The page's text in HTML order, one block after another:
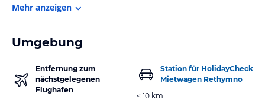
Mehr anzeigen
Umgebung
Entfernung zum
nächstgelegenen
Flughafen
Station für HolidayCheck
Mietwagen Rethymno
< 10 km